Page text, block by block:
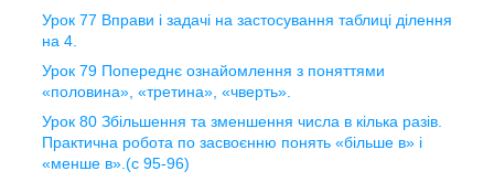
Урок 77 Вправи і задачі на застосування таблиці ділення
на 4.
Урок 79 Попереднє ознайомлення з поняттями
«половина», «третина», «чверть».
Урок 80 Збільшення та зменшення числа в кілька разів.
Практична робота по засвоєнню понять «більше в» і
«менше в».(с 95-96)